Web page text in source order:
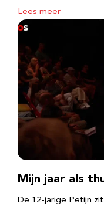
Lees meer
Mijn jaar als
De 12-jarige Petijn